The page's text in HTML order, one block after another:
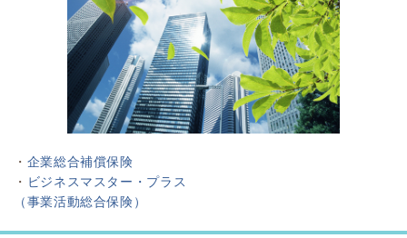
・ 企業総合補償保険
・ ビジネスマスター・プラス
（事業活動総合保険）